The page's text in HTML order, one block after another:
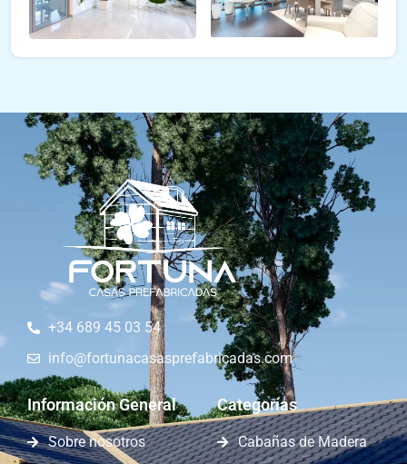
+34 689 45 03 54
info@fortunacasasprefabricadas.com
Información General
Sobre nosotros
Categorías
Cabañas de Madera